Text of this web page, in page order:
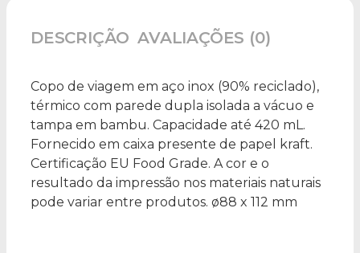
DESCRIÇÃO AVALIAÇÕES (0)
Copo de viagem em aço inox (90% reciclado),
térmico com parede dupla isolada a vácuo e
tampa em bambu. Capacidade até 420 mL.
Fornecido em caixa presente de papel kraft.
Certificação EU Food Grade. A cor e o
resultado da impressão nos materiais naturais
pode variar entre produtos. ø88 x 112 mm